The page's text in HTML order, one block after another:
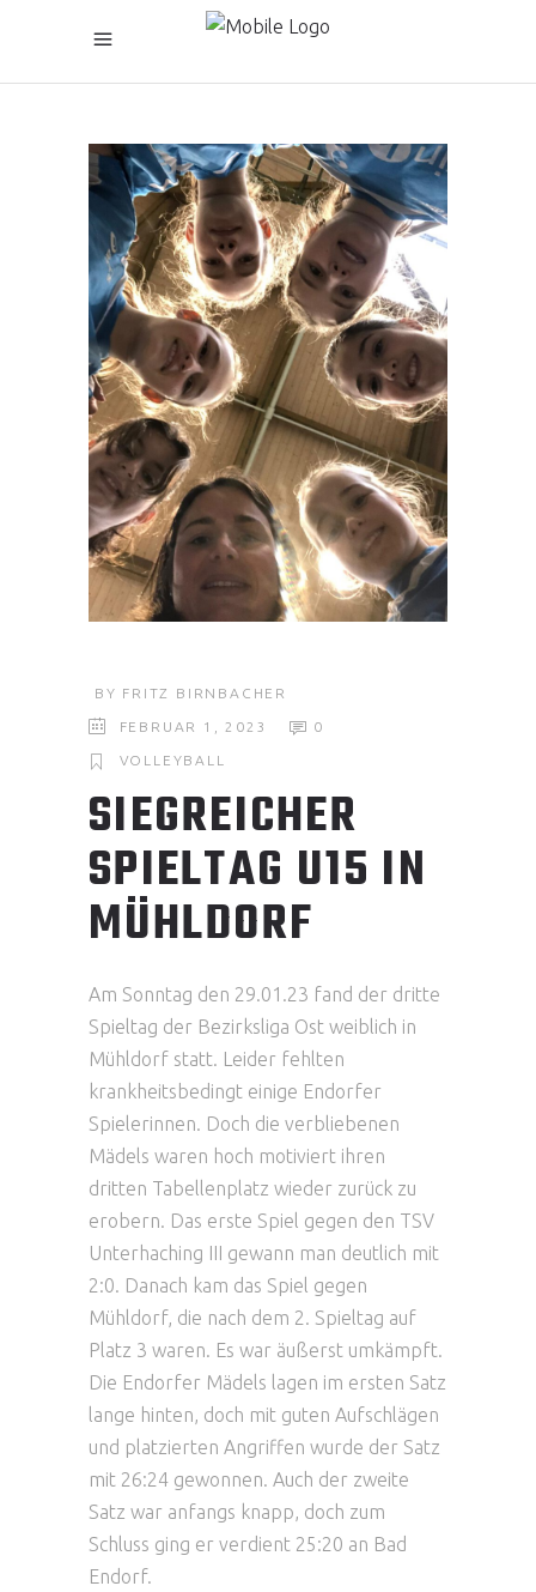
BY FRITZ BIRNBACHER
FEBRUAR 1, 2023 0
VOLLEYBALL
SIEGREICHER
SPIELTAG U15 IN
MÜHLDORF
Am Sonntag den 29.01.23 fand der dritte
Spieltag der Bezirksliga Ost weiblich in
Mühldorf statt. Leider fehlten
krankheitsbedingt einige Endorfer
Spielerinnen. Doch die verbliebenen
Mädels waren hoch motiviert ihren
dritten Tabellenplatz wieder zurück zu
erobern. Das erste Spiel gegen den TSV
Unterhaching III gewann man deutlich mit
2:0. Danach kam das Spiel gegen
Mühldorf, die nach dem 2. Spieltag auf
Platz 3 waren. Es war äußerst umkämpft.
Die Endorfer Mädels lagen im ersten Satz
lange hinten, doch mit guten Aufschlägen
und platzierten Angriffen wurde der Satz
mit 26:24 gewonnen. Auch der zweite
Satz war anfangs knapp, doch zum
Schluss ging er verdient 25:20 an Bad
Endorf.